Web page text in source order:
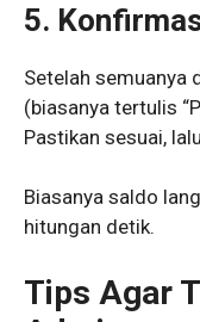
5.
Setelah semuanya
(biasanya tertulis
Pastikan sesuai,
Biasanya saldo
hitungan detik.
Tips Agar